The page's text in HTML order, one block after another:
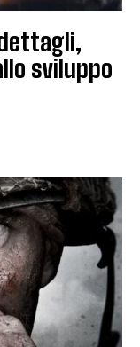
sviluppo